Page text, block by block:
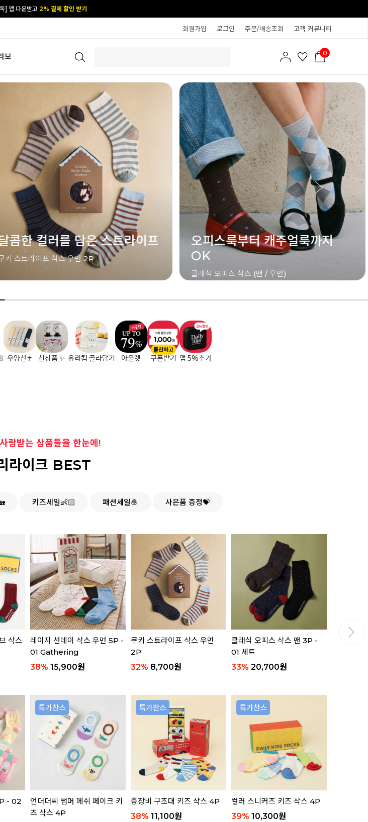
친 추가하면1천원 즉시 할인 쿠폰
회원가입 로그인 주문/배송조회 고객 커뮤니티
보 0
은 스트라이프
먼 2P
오피스룩부터 캐주얼룩까지
OK
클래식 오피스 삭스 (맨 / 우먼)
장우산
우양산☂️ 신상품 ✨ 유리컵 골라담기 아울렛
플친하고
쿠폰받기 앱 5%추가
랑받는 상품들을 한눈에!
라이크 BEST
키즈세일👶🏻 패션세일🧆 사은품 증정💝
삭스
레이지 선데이 삭스 우먼 5P -
01 Gathering
38% 15,900원
쿠키 스트라이프 삭스 우먼
2P
32% 8,700원
클래식 오피스 삭스 맨 3P -
01 세트
33% 20,700원
- 02
언더더씨 썸머 메쉬 페이크 키
즈 삭스 4P
중장비 구조대 키즈 삭스 4P
38% 11,100원
컬러 스니커즈 키즈 삭스 4P
39% 10,300원
핸들 플